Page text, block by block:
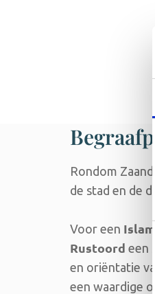
Rondom
de stad en de
Voor een
Rustoord een
en oriëntatie
een waardige